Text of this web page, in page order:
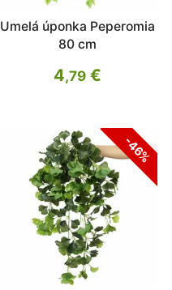
Umelá úponka Peperomia
80 cm
4,79 €
-46%